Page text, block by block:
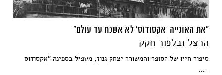
"את האונייה 'אקסודוס' לא אשכח עד עולם"
הרצל ובלפור חקק
סיפור חייו של הסופר והמשורר יצחק גנוז, מעפיל בספינה "אקסודוס
–...